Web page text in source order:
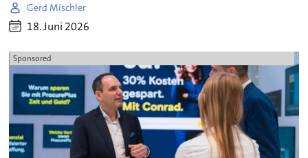
Gerd Mischler
18. Juni 2026
Sponsored